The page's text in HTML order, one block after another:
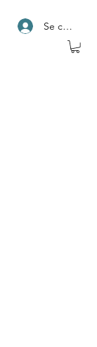
Se connecter